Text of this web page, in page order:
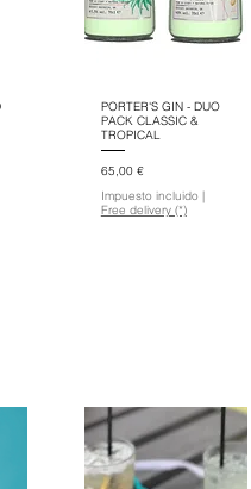
PORTER'S GIN - DUO
PACK CLASSIC &
TROPICAL
Precio
65,00 €
Impuesto incluido |
Free delivery (*)